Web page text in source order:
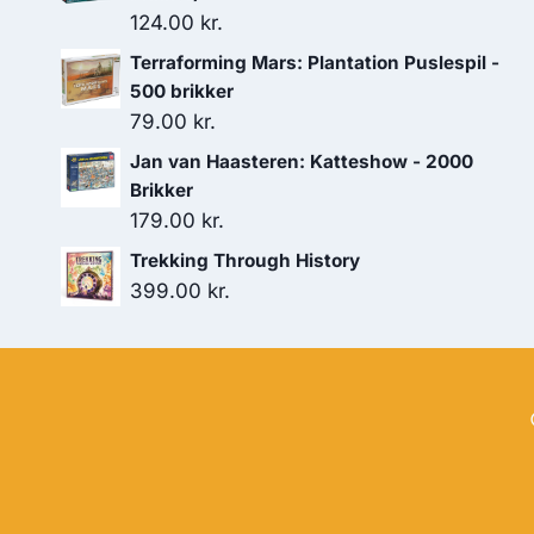
124.00 kr.
Terraforming Mars: Plantation Puslespil -
500 brikker
79.00 kr.
Jan van Haasteren: Katteshow - 2000
Brikker
179.00 kr.
Trekking Through History
399.00 kr.